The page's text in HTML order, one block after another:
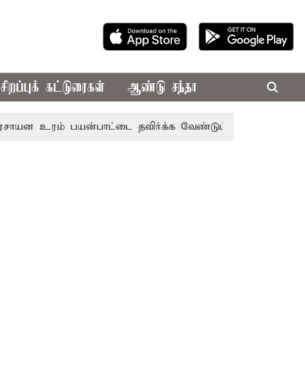
சிறப்புக் கட்டுரைகள் ஆண்டு சந்தா
பயன்பாட்டை தவிர்க்க வேண்டும்: அமைச்சர் வினோத்